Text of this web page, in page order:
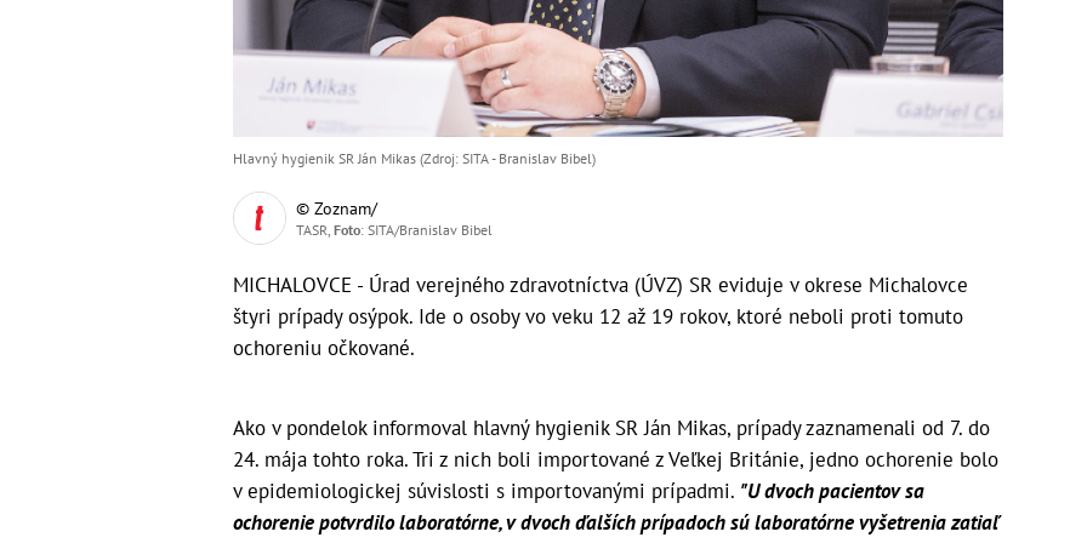
Hlavný hygienik SR Ján Mikas (Zdroj: SITA - Branislav Bibel)
© Zoznam/
TASR, Foto: SITA/Branislav Bibel
MICHALOVCE - Úrad verejného zdravotníctva (ÚVZ) SR eviduje v okrese Michalovce
štyri prípady osýpok. Ide o osoby vo veku 12 až 19 rokov, ktoré neboli proti tomuto
ochoreniu očkované.
Ako v pondelok informoval hlavný hygienik SR Ján Mikas, prípady zaznamenali od 7. do
24. mája tohto roka. Tri z nich boli importované z Veľkej Británie, jedno ochorenie bolo
v epidemiologickej súvislosti s importovanými prípadmi. "U dvoch pacientov sa
ochorenie potvrdilo laboratórne, v dvoch ďalších prípadoch sú laboratórne vyšetrenia zatiaľ